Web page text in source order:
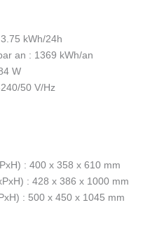
3.75 kWh/24h
an : 1369 kWh/an
W
50 V/Hz
: 400 x 358 x 610 mm
: 428 x 386 x 1000 mm
: 500 x 450 x 1045 mm